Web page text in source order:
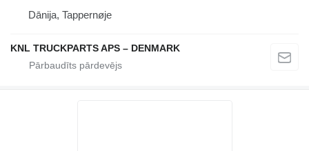
Dānija, Tappernøje
KNL TRUCKPARTS APS – DENMARK